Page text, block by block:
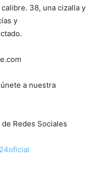
calibre. 38, una cizalla y
y
a nuestra
Redes Sociales